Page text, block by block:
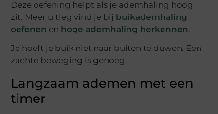
Deze oefening helpt als je ademhaling hoog
zit. Meer uitleg vind je bij buikademhaling
oefenen en hoge ademhaling herkennen.
Je hoeft je buik niet naar buiten te duwen. Een
zachte beweging is genoeg.
Langzaam ademen met een
timer